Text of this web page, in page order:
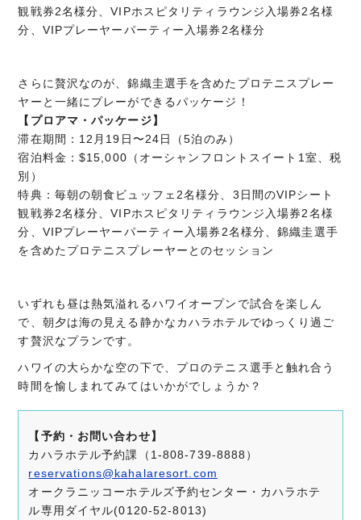
観戦券2名様分、VIPホスピタリティラウンジ入場券2名様
分、VIPプレーヤーパーティー入場券2名様分
さらに贅沢なのが、錦織圭選手を含めたプロテニスプレー
ヤーと一緒にプレーができるパッケージ！
【プロアマ・パッケージ】
滞在期間：12月19日〜24日（5泊のみ）
宿泊料金：$15,000（オーシャンフロントスイート1室、税
別）
特典：毎朝の朝食ビュッフェ2名様分、3日間のVIPシート
観戦券2名様分、VIPホスピタリティラウンジ入場券2名様
分、VIPプレーヤーパーティー入場券2名様分、錦織圭選手
を含めたプロテニスプレーヤーとのセッション
いずれも昼は熱気溢れるハワイオープンで試合を楽しん
で、朝夕は海の見える静かなカハラホテルでゆっくり過ご
す贅沢なプランです。
ハワイの大らかな空の下で、プロのテニス選手と触れ合う
時間を愉しまれてみてはいかがでしょうか？
【予約・お問い合わせ】
カハラホテル予約課（1-808-739-8888）
reservations@kahalaresort.com
オークラニッコーホテルズ予約センター・カハラホテ
ル専用ダイヤル(0120-52-8013)